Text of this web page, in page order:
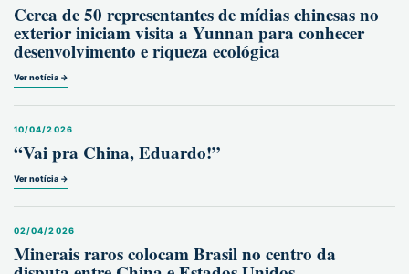
Cerca de 50 representantes de mídias chinesas no
exterior iniciam visita a Yunnan para conhecer
desenvolvimento e riqueza ecológica
Ver notícia →
10/04/2026
“Vai pra China, Eduardo!”
Ver notícia →
02/04/2026
Minerais raros colocam Brasil no centro da